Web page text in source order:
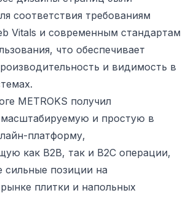
соответствия требованиям
Vitals и современным стандартам
что обеспечивает
и видимость в
METROKS получил
и простую в
платформу,
как B2B, так и B2C операции,
сильные позиции на
плитки и напольных